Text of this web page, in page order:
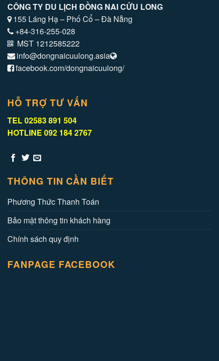
CÔNG TY DU LỊCH ĐỒNG NAI CỬU LONG
155 Láng Hạ – Phố Cổ – Đà Nẵng
+84-316-255-028
MST 1212585222
info@dongnaicuulong.asia
facebook.com/dongnaicuulong/
HỖ TRỢ TƯ VẤN
TEL 02583 891 504
HOTLINE 092 184 2767
THÔNG TIN CẦN BIẾT
Phương Thức Thanh Toán
Bảo mật thông tin khách hàng
Chính sách quy định
FANPAGE FACEBOOK